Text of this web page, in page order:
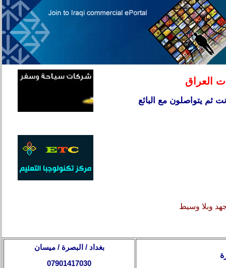
العراق
ثم يتواصلون مع البائع
وبلا وسيط
بغداد / البصرة / ميسان
07901417030